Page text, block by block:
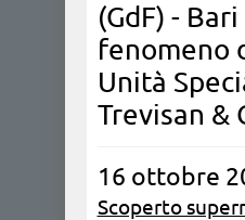
(GdF) -
fenomeno
Unità
Trevisan &
16 ottobre
Scoperto